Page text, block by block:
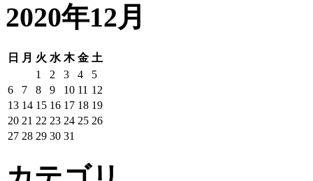
2020年12月
日 月 火 水 木 金 土
1
2 3 4
5
6
7 8 9 10 11 12
13 14 15 16 17 18 19
20 21 22 23 24 25 26
27 28 29 30 31